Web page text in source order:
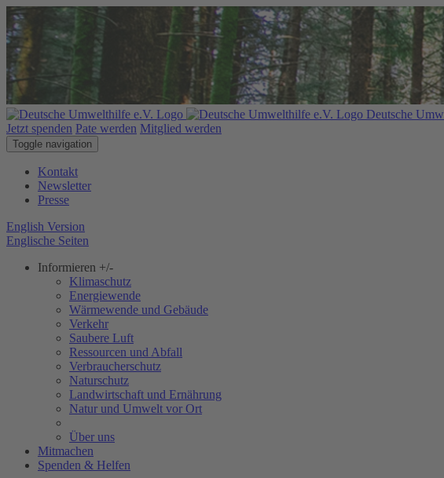
Deutsche
Jetzt spenden Pate werden Mitglied werden
Toggle navigation
Kontakt
Newsletter
Presse
English Version
Englische Seiten
Informieren +/-
Klimaschutz
Energiewende
Wärmewende und Gebäude
Verkehr
Saubere Luft
Ressourcen und Abfall
Verbraucherschutz
Naturschutz
Landwirtschaft und Ernährung
Natur und Umwelt vor Ort
Über uns
Mitmachen
Spenden & Helfen